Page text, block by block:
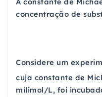
concentração de
Considere um
cuja constante de
milimol/L, foi